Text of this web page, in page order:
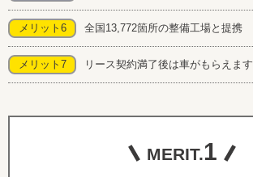
メリット6 全国13,772箇所の整備工場と提携
メリット7 リース契約満了後は車がもらえます
MERIT.1